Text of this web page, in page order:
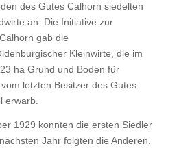
des Gutes Calhorn siedelten
an. Die Initiative zur
gab die
Kleinwirte, die im
ha Grund und Boden für
letzten Besitzer des Gutes
erwarb.
1929 konnten die ersten Siedler
Jahr folgten die Anderen.